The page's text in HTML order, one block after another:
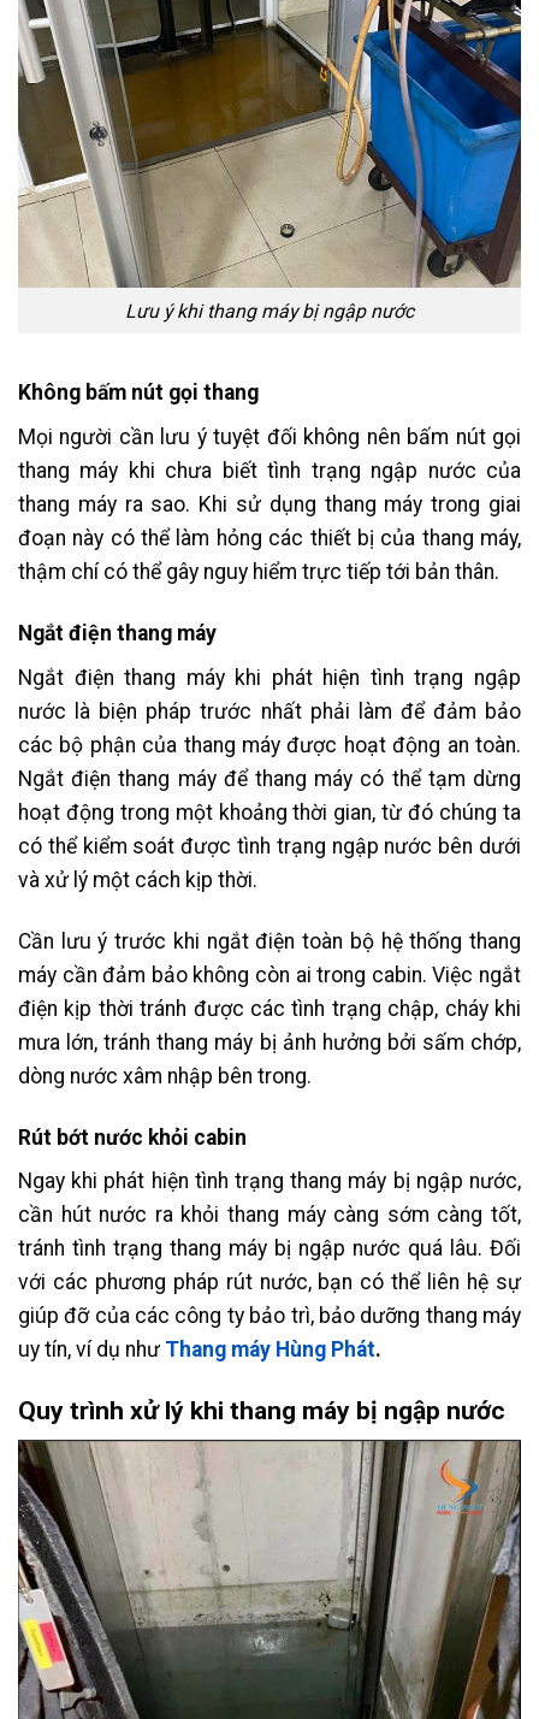
Lưu ý khi thang máy bị ngập nước
Không bấm nút gọi thang
Mọi người cần lưu ý tuyệt đối không nên bấm nút gọi
thang máy khi chưa biết tình trạng ngập nước của
thang máy ra sao. Khi sử dụng thang máy trong giai
đoạn này có thể làm hỏng các thiết bị của thang máy,
thậm chí có thể gây nguy hiểm trực tiếp tới bản thân.
Ngắt điện thang máy
Ngắt điện thang máy khi phát hiện tình trạng ngập
nước là biện pháp trước nhất phải làm để đảm bảo
các bộ phận của thang máy được hoạt động an toàn.
Ngắt điện thang máy để thang máy có thể tạm dừng
hoạt động trong một khoảng thời gian, từ đó chúng ta
có thể kiểm soát được tình trạng ngập nước bên dưới
và xử lý một cách kịp thời.
Cần lưu ý trước khi ngắt điện toàn bộ hệ thống thang
máy cần đảm bảo không còn ai trong cabin. Việc ngắt
điện kịp thời tránh được các tình trạng chập, cháy khi
mưa lớn, tránh thang máy bị ảnh hưởng bởi sấm chớp,
dòng nước xâm nhập bên trong.
Rút bớt nước khỏi cabin
Ngay khi phát hiện tình trạng thang máy bị ngập nước,
cần hút nước ra khỏi thang máy càng sớm càng tốt,
tránh tình trạng thang máy bị ngập nước quá lâu. Đối
với các phương pháp rút nước, bạn có thể liên hệ sự
giúp đỡ của các công ty bảo trì, bảo dưỡng thang máy
uy tín, ví dụ như Thang máy Hùng Phát.
Quy trình xử lý khi thang máy bị ngập nước